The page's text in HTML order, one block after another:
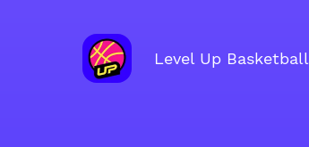
Level Up Basketball